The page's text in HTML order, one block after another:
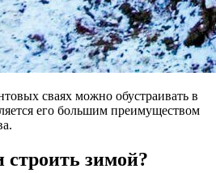
сваях можно обустраивать в
его большим преимуществом
зимой?